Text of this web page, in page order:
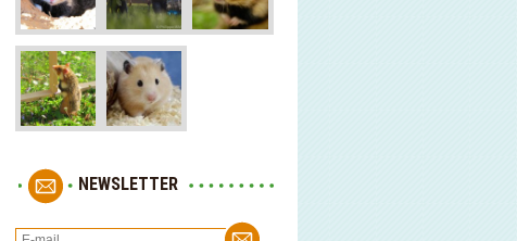
NEWSLETTER